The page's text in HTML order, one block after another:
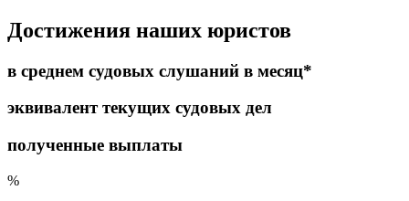
Достижения наших юристов
в среднем судовых слушаний в месяц*
эквивалент текущих судовых дел
полученные выплаты
%